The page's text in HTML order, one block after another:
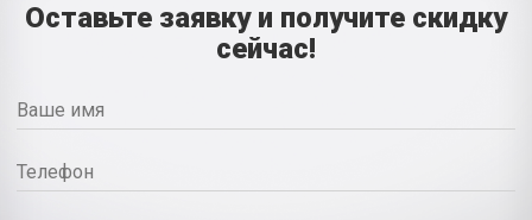
Оставьте заявку и получите скидку
сейчас!